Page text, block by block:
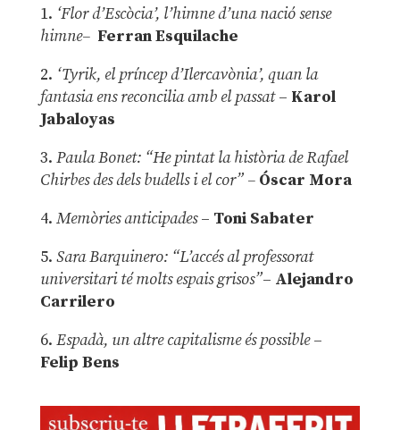
1. ‘Flor d’Escòcia’, l’himne d’una nació sense
himne– Ferran Esquilache
2. ‘Tyrik, el príncep d’Ilercavònia’, quan la
fantasia ens reconcilia amb el passat– Karol
Jabaloyas
3. Paula Bonet: “He pintat la història de Rafael
Chirbes des dels budells i el cor” –Óscar Mora
4. Memòries anticipades– Toni Sabater
5. Sara Barquinero: “L’accés al professorat
universitari té molts espais grisos”– Alejandro
Carrilero
6. Espadà, un altre capitalisme és possible –
Felip Bens